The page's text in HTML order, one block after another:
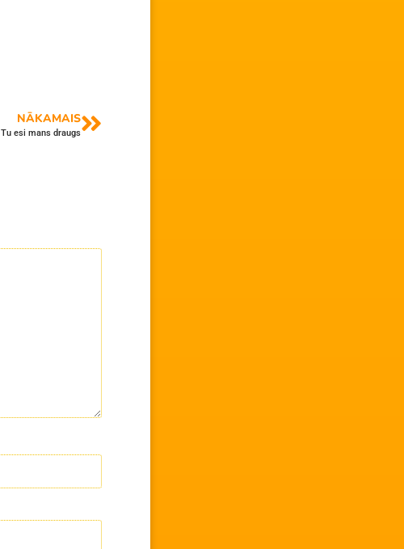
NĀKAMAIS
Tu esi mans draugs